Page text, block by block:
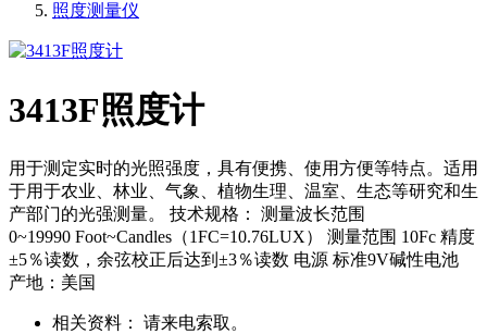
照度测量仪
3413F照度计
用于测定实时的光照强度，具有便携、使用方便等特点。适用
于用于农业、林业、气象、植物生理、温室、生态等研究和生
产部门的光强测量。 技术规格： 测量波长范围
0~19990 Foot~Candles（1FC=10.76LUX） 测量范围 10Fc 精度
±5％读数，余弦校正后达到±3％读数 电源 标准9V碱性电池
产地：美国
相关资料：
请来电索取。